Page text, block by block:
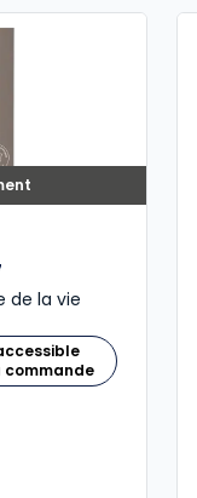
de la vie
commande